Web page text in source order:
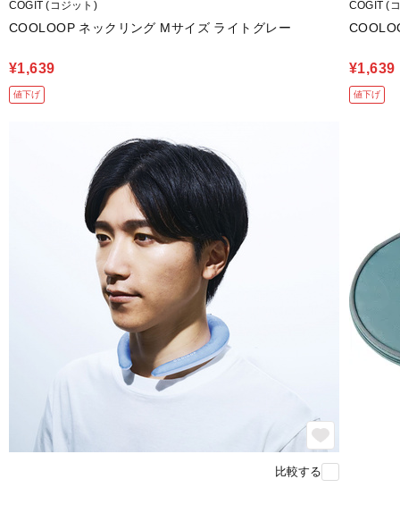
COGIT (コジット)
COOLOOP ネックリング Mサイズ ライトグレー
¥1,639
値下げ
COGIT (
¥1,639
値下げ
比較する